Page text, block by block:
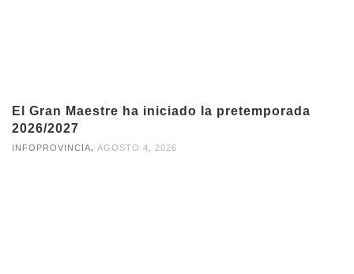
El Gran Maestre ha iniciado la pretemporada
2026/2027
INFOPROVINCIA AGOSTO 4, 2026